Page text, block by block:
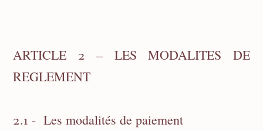
ARTICLE 2 – LES MODALITES DE
REGLEMENT
2.1 - Les modalités de paiement